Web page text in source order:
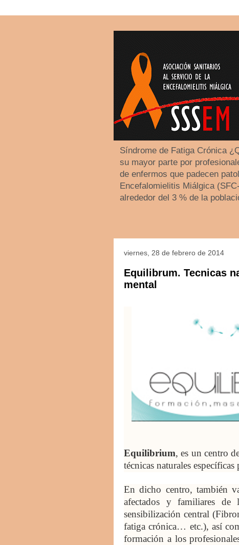
Síndrome de Fatiga Crónica
su mayor parte por
de enfermos que padecen
Encefalomielitis Miálgica
alrededor del 3 % de la
viernes, 28 de febrero de 2014
Equilibrum. Tecnicas
mental
Equilibrium, es un centro
técnicas naturales
En dicho centro, también
afectados y familiares de
sensibilización central
fatiga crónica… etc.), así
formación a los